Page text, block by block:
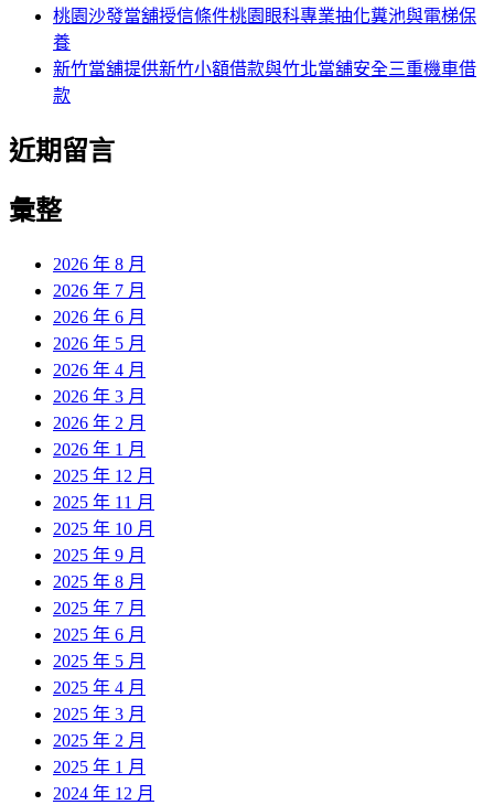
桃園沙發當舖授信條件桃園眼科專業抽化糞池與電梯保
養
新竹當舖提供新竹小額借款與竹北當舖安全三重機車借
款
近期留言
彙整
2026 年 8 月
2026 年 7 月
2026 年 6 月
2026 年 5 月
2026 年 4 月
2026 年 3 月
2026 年 2 月
2026 年 1 月
2025 年 12 月
2025 年 11 月
2025 年 10 月
2025 年 9 月
2025 年 8 月
2025 年 7 月
2025 年 6 月
2025 年 5 月
2025 年 4 月
2025 年 3 月
2025 年 2 月
2025 年 1 月
2024 年 12 月